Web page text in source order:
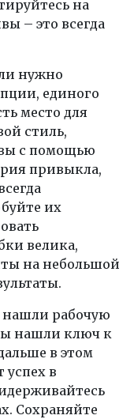
на
– это всегда
нужно
единого
место для
стиль,
с помощью
привыкла,
их
велика,
на небольшой
нашли рабочую
нашли ключ к
в этом
успех в
Сохраняйте